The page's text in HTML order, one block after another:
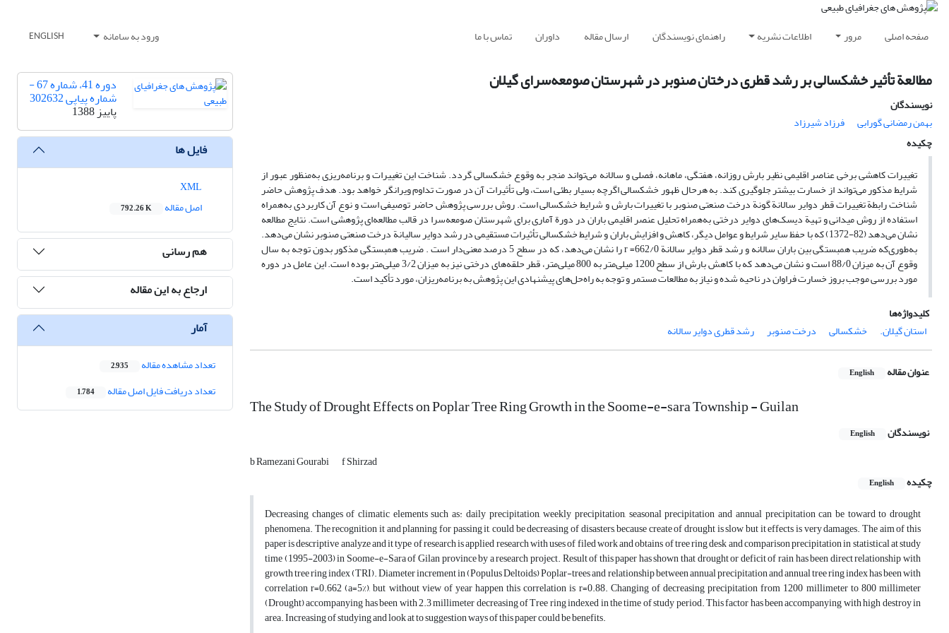
صفحه اصلی مرور اطلاعات نشریه راهنمای نویسندگان ارسال مقاله داوران تماس با ما ورود به سامانه ENGLISH
مطالعة تأثیر خشکسالی بر رشد قطری درختان صنوبر در شهرستان صومعه‌سرای گیلان
نویسندگان
بهمن رمضانی گورابی
فرزاد شیرزاد
چکیده
تغییرات کاهشی برخی عناصر اقلیمی نظیر بارش روزانه، هفتگی، ماهانه، فصلی و سالانه می‌تواند منجر به وقوع خشکسالی گردد. شناخت این تغییرات و برنامه‌ریزی به‌منظور عبور از
شرایط مذکور می‌تواند از خسارت بیشتر جلوگیری کند. به‌ هرحال ظهور خشکسالی اگرچه بسیار بطئی است، ولی تأثیرات آن در صورت تداوم ویرانگر خواهد بود. هدف پژوهش حاضر
شناخت رابطة تغییرات قطر دوایر سالانة گونة درخت صنعتی صنوبر با تغییرات بارش و شرایط خشکسالی است. روش بررسی پژوهش حاضر توصیفی است و نوع آن کاربردی به‌همراه
استفاده از روش میدانی و تهیة دیسک‌های دوایر درختی به‌همراه تحلیل عنصر اقلیمی باران در دورة آماری برای شهرستان صومعه‌سرا در قالب مطالعه‌ای پژوهشی است. نتایج مطالعه
نشان می‌دهد (82-1372) که با حفظ سایر شرایط و عوامل دیگر، کاهش و افزایش باران و شرایط خشکسالی تأثیرات مستقیمی در رشد دوایر سالیانة درخت صنعتی صنوبر نشان می‌دهد.
به‌طوری‌که ضریب همبستگی بین باران سالانه و رشد قطر دوایر سالانة 662/0= r را نشان می‌دهد، که در سطح 5 درصد معنی‌دار است . ضریب همبستگی مذکور بدون توجه به سال
وقوع آن به میزان 88/0 است و نشان می‌دهد که با کاهش بارش از سطح 1200 میلی‌متر به 800 میلی‌متر، قطر حلقه‌های درختی نیز به میزان 3/2 میلی‌متر بوده است. این عامل در دوره
مورد بررسی موجب بروز خسارت فراوان در ناحیه شده و نیاز به مطالعات مستمر و توجه به راه‌حل‌های پیشنهادی این پژوهش به برنامه‌ریزان، مورد تأکید است.
کلیدواژه‌ها
استان گیلان.
خشکسالی درخت صنوبر رشد قطری دوایر سالانه
عنوان مقاله English
The Study of Drought Effects on Poplar Tree Ring Growth in the Soome-e-sara Township - Guilan
نویسندگان English
b Ramezani Gourabi
f Shirzad
چکیده
English
Decreasing changes of climatic elements such as: daily precipitation, weekly precipitation, seasonal precipitation and annual precipitation can be toward to drought
phenomena. The recognition it and planning for passing it, could be decreasing of disasters, because create of drought is slow but it effects is very damages. The aim of this
paper is descriptive analyze and it type of research is applied research with uses of filed work and obtains of tree ring desk and comparison precipitation in statistical at study
time (1995-2003) in Soome-e-Sara of Gilan province by a research project. Result of this paper has shown that drought or deficit of rain has been direct relationship with
growth tree ring index (TRI). Diameter increment in (Populus Deltoids) Poplar-trees and relationship between annual precipitation and annual tree ring index has been with
correlation r=0.662 (a=5%), but without view of year happen this correlation is r=0.88. Changing of decreasing precipitation from 1200 millimeter to 800 millimeter
(Drought) accompanying has been with 2.3 millimeter decreasing of Tree ring indexed in the time of study period. This factor has been accompanying with high destroy in
area. Increasing of studying and look at to suggestion ways of this paper could be benefits.
دوره 41، شماره 67 -
شماره پیاپی 302632
پاییز 1388
فایل ها
اصل مقاله
792.26 K
هم رسانی
ارجاع به این مقاله
آمار
تعداد مشاهده مقاله 2,935
تعداد دریافت فایل اصل مقاله 1,784